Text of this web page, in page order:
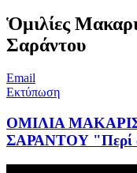
Ὁμιλίες
Σαράντου
Email
Εκτύπωση
ΟΜΙΛΙΑ
ΣΑΡΑΝΤΟΥ "Περί